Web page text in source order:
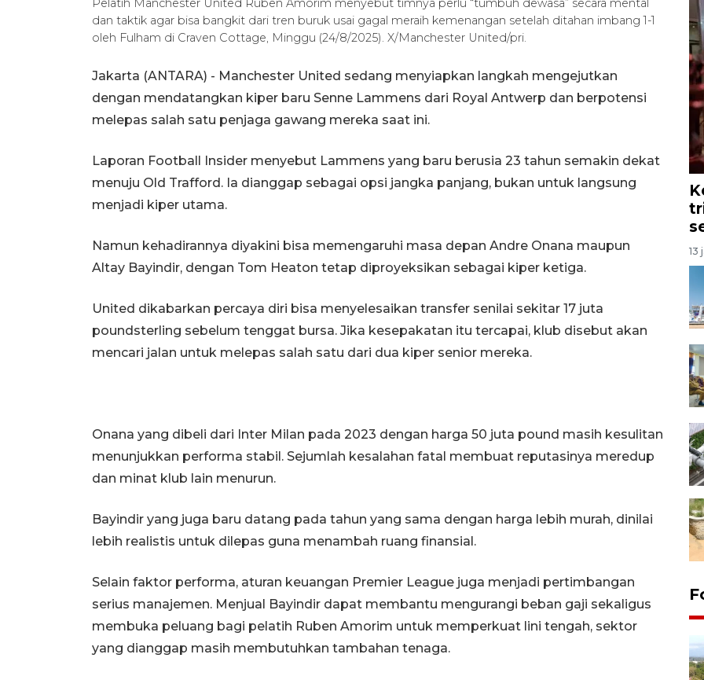
Pelatih Manchester United Ruben Amorim menyebut timnya perlu “tumbuh dewasa” secara mental
dan taktik agar bisa bangkit dari tren buruk usai gagal meraih kemenangan setelah ditahan imbang 1-1
oleh Fulham di Craven Cottage, Minggu (24/8/2025). X/Manchester United/pri.
Jakarta (ANTARA) - Manchester United sedang menyiapkan langkah mengejutkan
dengan mendatangkan kiper baru Senne Lammens dari Royal Antwerp dan berpotensi
melepas salah satu penjaga gawang mereka saat ini.
Laporan Football Insider menyebut Lammens yang baru berusia 23 tahun semakin dekat
menuju Old Trafford. Ia dianggap sebagai opsi jangka panjang, bukan untuk langsung
menjadi kiper utama.
Namun kehadirannya diyakini bisa memengaruhi masa depan Andre Onana maupun
Altay Bayindir, dengan Tom Heaton tetap diproyeksikan sebagai kiper ketiga.
United dikabarkan percaya diri bisa menyelesaikan transfer senilai sekitar 17 juta
poundsterling sebelum tenggat bursa. Jika kesepakatan itu tercapai, klub disebut akan
mencari jalan untuk melepas salah satu dari dua kiper senior mereka.
Onana yang dibeli dari Inter Milan pada 2023 dengan harga 50 juta pound masih kesulitan
menunjukkan performa stabil. Sejumlah kesalahan fatal membuat reputasinya meredup
dan minat klub lain menurun.
Bayindir yang juga baru datang pada tahun yang sama dengan harga lebih murah, dinilai
lebih realistis untuk dilepas guna menambah ruang finansial.
Selain faktor performa, aturan keuangan Premier League juga menjadi pertimbangan
serius manajemen. Menjual Bayindir dapat membantu mengurangi beban gaji sekaligus
membuka peluang bagi pelatih Ruben Amorim untuk memperkuat lini tengah, sektor
yang dianggap masih membutuhkan tambahan tenaga.
13